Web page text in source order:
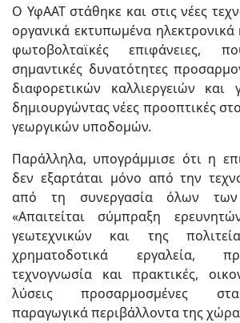
Ο ΥφΑΑΤ στάθηκε και στις νέες
οργανικά εκτυπωμένα ηλεκτρονικά
φωτοβολταϊκές επιφάνειες,
σημαντικές δυνατότητες
διαφορετικών καλλιεργειών και
δημιουργώντας νέες προοπτικές
γεωργικών υποδομών.
Παράλληλα, υπογράμμισε ότι η
δεν εξαρτάται μόνο από την
από τη συνεργασία όλων των
«Απαιτείται σύμπραξη
γεωτεχνικών και της
χρηματοδοτικά εργαλεία,
τεχνογνωσία και πρακτικές,
λύσεις προσαρμοσμένες
παραγωγικά περιβάλλοντα της